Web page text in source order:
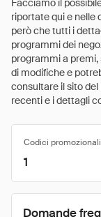
Facciamo il
riportate qui e nelle
però che tutti i
programmi dei
programmi a
di modifiche e
consultare il sito
recenti e i dettagli
Codici promozionali
1
Domande